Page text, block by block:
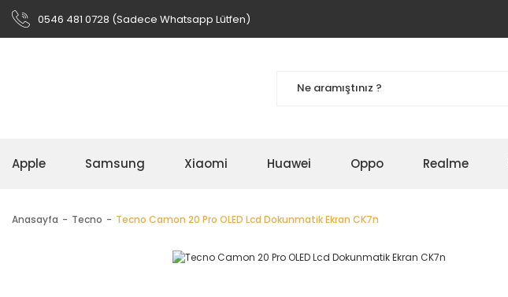
0546 481 0728 (Sadece Whatsapp Lütfen)
Apple Samsung Xiaomi Huawei Oppo Realme
Anasayfa Tecno Tecno Camon 20 Pro OLED Lcd Dokunmatik Ekran CK7n